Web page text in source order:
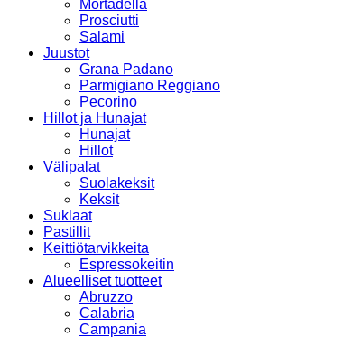
Mortadella
Prosciutti
Salami
Juustot
Grana Padano
Parmigiano Reggiano
Pecorino
Hillot ja Hunajat
Hunajat
Hillot
Välipalat
Suolakeksit
Keksit
Suklaat
Pastillit
Keittiötarvikkeita
Espressokeitin
Alueelliset tuotteet
Abruzzo
Calabria
Campania